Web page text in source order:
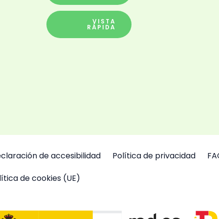
VISTA
RÁPIDA
de accesibilidad Política de privacidad
de cookies (UE)